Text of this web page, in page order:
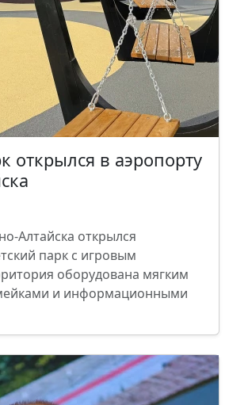
открылся в аэропорту
Алтайска открылся
парк с игровым
оборудована мягким
и информационными